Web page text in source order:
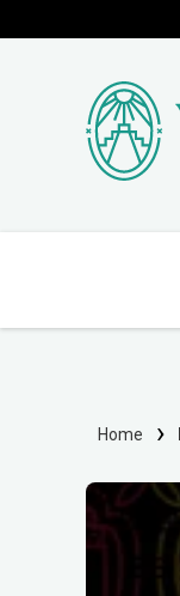
Home